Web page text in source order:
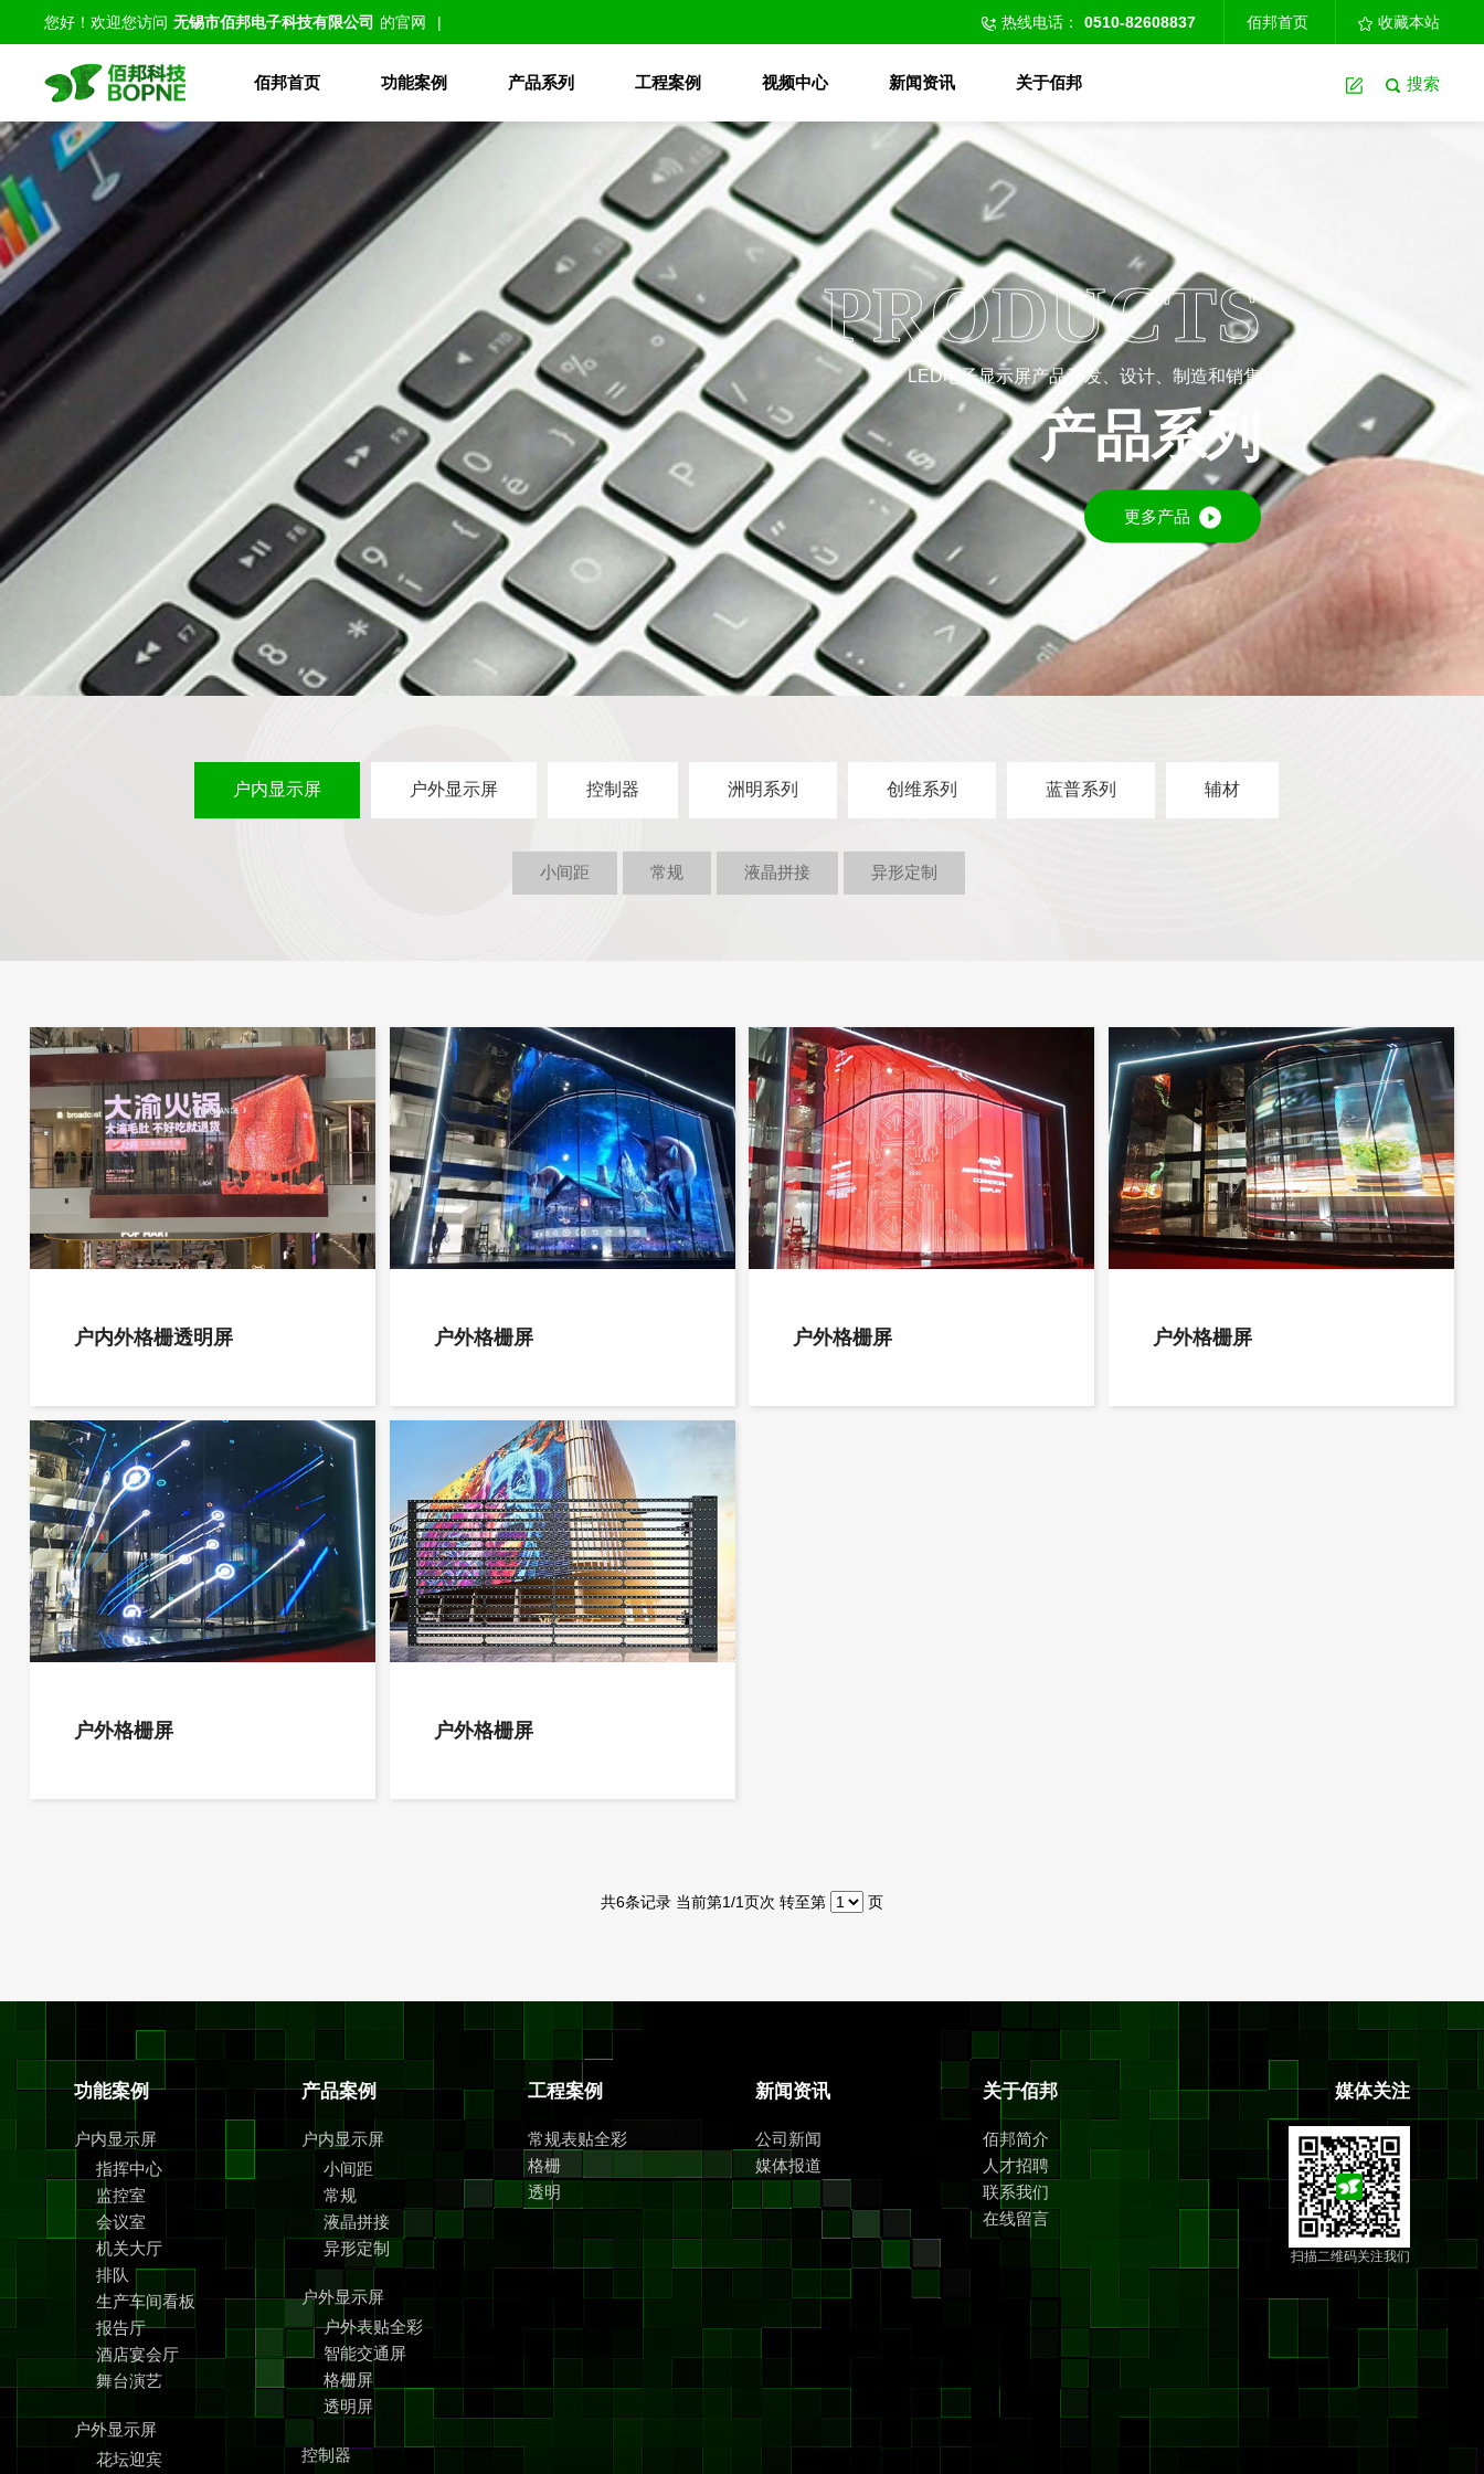
您好！欢迎您访问 无锡市佰邦电子科技有限公司 的官网 | 热线电话： 0510-82608837 佰邦首页 收藏本站
佰邦首页 功能案例 产品系列 工程案例 视频中心 新闻资讯 关于佰邦 搜索
PRODUCTS
LED电子显示屏产品开发、设计、制造和销售
产品系列
更多产品
户内显示屏 户外显示屏 控制器 洲明系列 创维系列 蓝普系列 辅材
小间距 常规 液晶拼接 异形定制
户内外格栅透明屏 户外格栅屏 户外格栅屏 户外格栅屏
户外格栅屏 户外格栅屏
共6条记录 当前第1/1页次 转至第 页
功能案例
户内显示屏
指挥中心
监控室
会议室
机关大厅
排队
生产车间看板
报告厅
酒店宴会厅
舞台演艺
户外显示屏
花坛迎宾
产品案例
户内显示屏
小间距
常规
液晶拼接
异形定制
户外显示屏
户外表贴全彩
智能交通屏
格栅屏
透明屏
控制器
工程案例
常规表贴全彩
格栅
透明
新闻资讯
公司新闻
媒体报道
关于佰邦
佰邦简介
人才招聘
联系我们
在线留言
媒体关注
扫描二维码关注我们